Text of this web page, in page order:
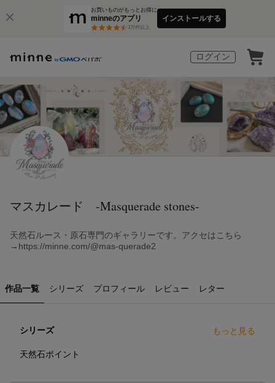
お買いものがもっとお得に
minneのアプリ
3万件以上
インストールする
ログイン
マスカレード -Masquerade stones-
天然石ルース・原石専門のギャラリーです。アクセはこちら
→https://minne.com/@mas-querade2
作品一覧 シリーズ プロフィール レビュー レター
シリーズ もっと見る
天然石ポイント